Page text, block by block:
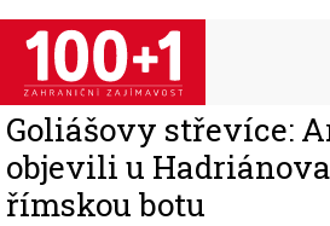
Přejít
hlavnímu
obsahu
Goliášovy střevíce:
objevili u
římskou botu